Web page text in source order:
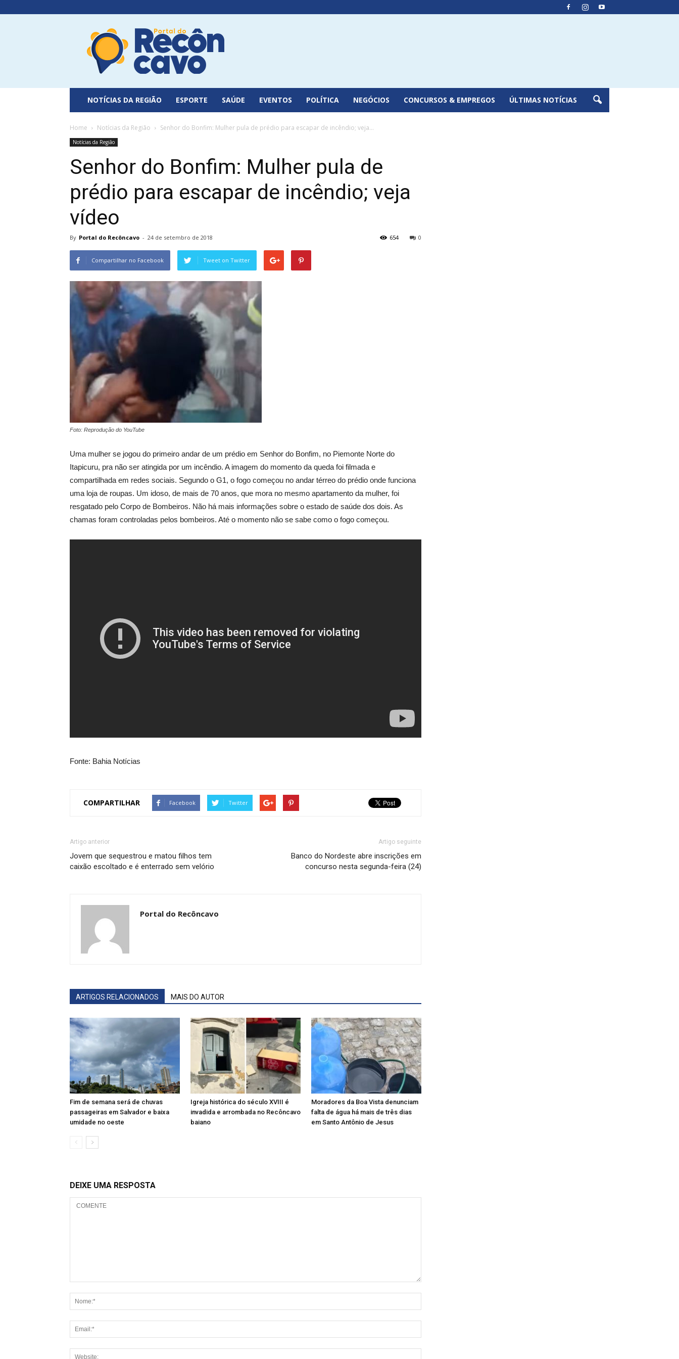
Portal
do
Recôncavo
NOTÍCIAS DA REGIÃO ESPORTE SAÚDE EVENTOS POLÍTICA NEGÓCIOS CONCURSOS & EMPREGOS ÚLTIMAS NOTÍCIAS
Home Notícias da Região Senhor do Bonfim: Mulher pula de prédio para escapar de incêndio; veja...
Notícias da Região
Senhor do Bonfim: Mulher pula de
prédio para escapar de incêndio; veja
vídeo
By Portal do Recôncavo - 24 de setembro de 2018 0
654
Compartilhar no Facebook Tweet on Twitter
Foto: Reprodução do YouTube
Uma mulher se jogou do primeiro andar de um prédio em Senhor do Bonfim, no Piemonte Norte do
Itapicuru, pra não ser atingida por um incêndio. A imagem do momento da queda foi filmada e
compartilhada em redes sociais. Segundo o G1, o fogo começou no andar térreo do prédio onde funciona
uma loja de roupas. Um idoso, de mais de 70 anos, que mora no mesmo apartamento da mulher, foi
resgatado pelo Corpo de Bombeiros. Não há mais informações sobre o estado de saúde dos dois. As
chamas foram controladas pelos bombeiros. Até o momento não se sabe como o fogo começou.
Fonte: Bahia Notícias
COMPARTILHAR Facebook Twitter
Artigo anterior
Jovem que sequestrou e matou filhos tem
caixão escoltado e é enterrado sem velório
Artigo seguinte
Banco do Nordeste abre inscrições em
concurso nesta segunda-feira (24)
Portal do Recôncavo
ARTIGOS RELACIONADOS MAIS DO AUTOR
Fim de semana será de chuvas
passageiras em Salvador e baixa
umidade no oeste
Igreja histórica do século XVIII é
invadida e arrombada no Recôncavo
baiano
Moradores da Boa Vista denunciam
falta de água há mais de três dias
em Santo Antônio de Jesus
DEIXE UMA RESPOSTA